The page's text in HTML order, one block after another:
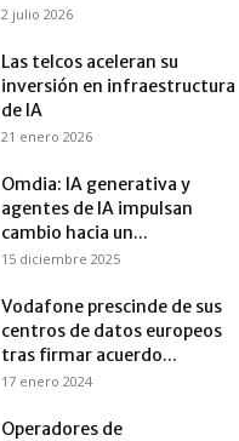
2 julio 2026
Las telcos aceleran su
inversión en infraestructura
de IA
21 enero 2026
Omdia: IA generativa y
agentes de IA impulsan
cambio hacia un...
15 diciembre 2025
Vodafone prescinde de sus
centros de datos europeos
tras firmar acuerdo...
17 enero 2024
Operadores de